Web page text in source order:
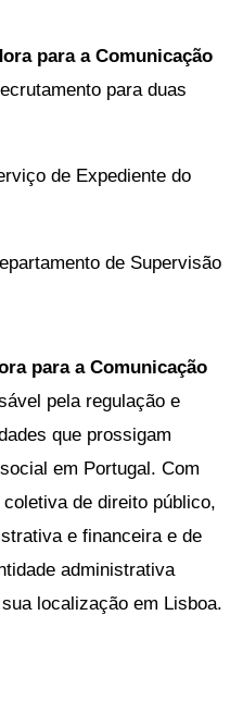
para a Comunicação
para duas
de Expediente do
de Supervisão
para a Comunicação
pela regulação e
que prossigam
em Portugal. Com
de direito público,
e financeira e de
administrativa
localização em Lisboa.